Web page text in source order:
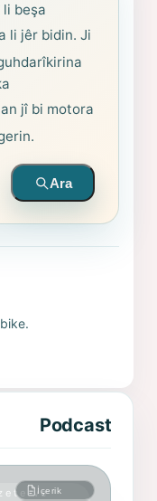
beşa
li jêr bidin. Ji
jî bi motora
Ara
Podcast
ve
İçerik